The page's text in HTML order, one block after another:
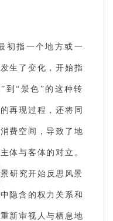
初指一个地方或一
生了变化，开始指
到“景色”的这种转
再现过程，还将同
费空间，导致了地
体与客体的对立。
研究开始反思风景
隐含的权力关系和
新审视人与栖息地